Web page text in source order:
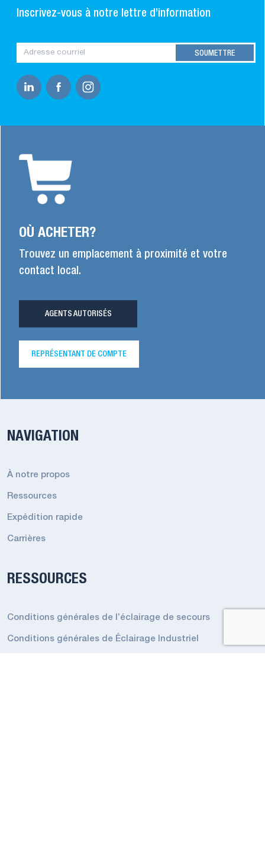
Inscrivez-vous à notre lettre d’information
OÙ ACHETER?
Trouvez un emplacement à proximité et votre
contact local.
AGENTS AUTORISÉS
REPRÉSENTANT DE COMPTE
NAVIGATION
À notre propos
Ressources
Expédition rapide
Carrières
RESSOURCES
Conditions générales de l’éclairage de secours
Conditions générales de Éclairage Industriel